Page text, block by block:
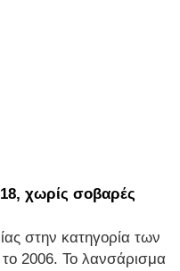
χωρίς σοβαρές
στην κατηγορία των
το 2006. Το λανσάρισμα